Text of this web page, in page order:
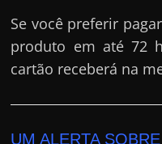
Se você preferir
produto em até 72
cartão receberá na
UM ALERTA